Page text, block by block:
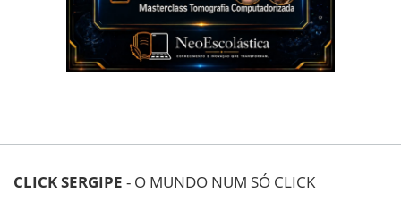
CLICK SERGIPE - O MUNDO NUM SÓ CLICK